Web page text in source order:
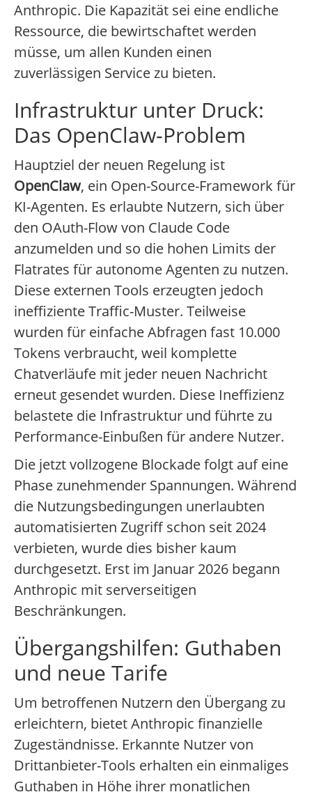
Anthropic. Die Kapazität sei eine endliche
Ressource, die bewirtschaftet werden
müsse, um allen Kunden einen
zuverlässigen Service zu bieten.
Infrastruktur unter Druck:
Das OpenClaw-Problem
Hauptziel der neuen Regelung ist
OpenClaw, ein Open-Source-Framework für
KI-Agenten. Es erlaubte Nutzern, sich über
den OAuth-Flow von Claude Code
anzumelden und so die hohen Limits der
Flatrates für autonome Agenten zu nutzen.
Diese externen Tools erzeugten jedoch
ineffiziente Traffic-Muster. Teilweise
wurden für einfache Abfragen fast 10.000
Tokens verbraucht, weil komplette
Chatverläufe mit jeder neuen Nachricht
erneut gesendet wurden. Diese Ineffizienz
belastete die Infrastruktur und führte zu
Performance-Einbußen für andere Nutzer.
Die jetzt vollzogene Blockade folgt auf eine
Phase zunehmender Spannungen. Während
die Nutzungsbedingungen unerlaubten
automatisierten Zugriff schon seit 2024
verbieten, wurde dies bisher kaum
durchgesetzt. Erst im Januar 2026 begann
Anthropic mit serverseitigen
Beschränkungen.
Übergangshilfen: Guthaben
und neue Tarife
Um betroffenen Nutzern den Übergang zu
erleichtern, bietet Anthropic finanzielle
Zugeständnisse. Erkannte Nutzer von
Drittanbieter-Tools erhalten ein einmaliges
Guthaben in Höhe ihrer monatlichen